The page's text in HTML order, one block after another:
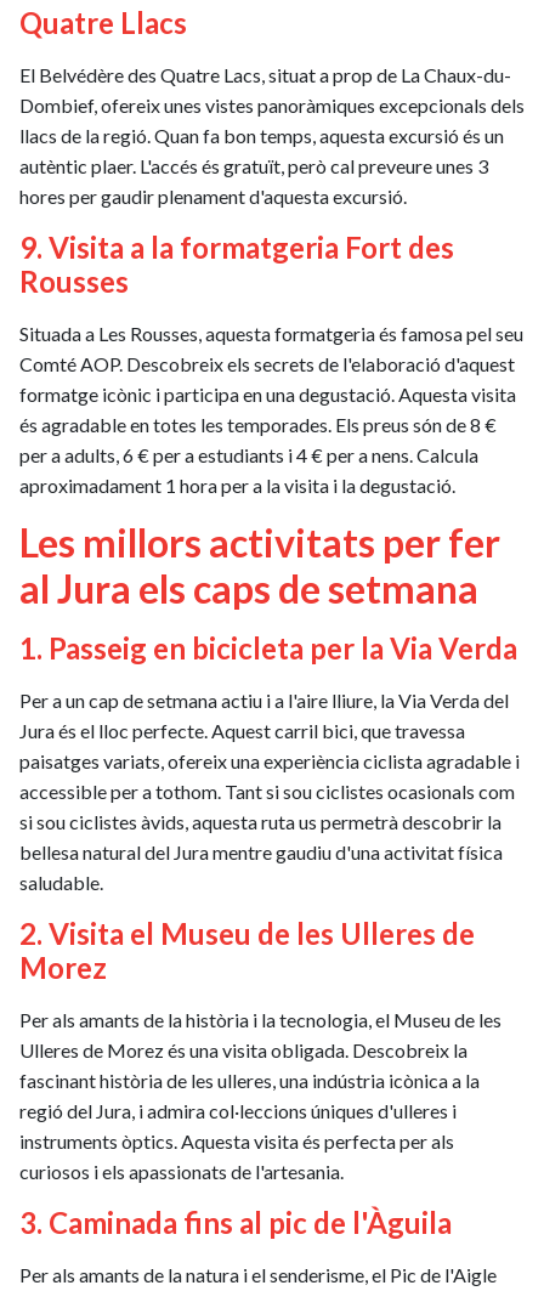
Quatre Llacs
El Belvédère des Quatre Lacs, situat a prop de La Chaux-du-
Dombief, ofereix unes vistes panoràmiques excepcionals dels
llacs de la regió. Quan fa bon temps, aquesta excursió és un
autèntic plaer. L'accés és gratuït, però cal preveure unes 3
hores per gaudir plenament d'aquesta excursió.
9. Visita a la formatgeria Fort des
Rousses
Situada a Les Rousses, aquesta formatgeria és famosa pel seu
Comté AOP. Descobreix els secrets de l'elaboració d'aquest
formatge icònic i participa en una degustació. Aquesta visita
és agradable en totes les temporades. Els preus són de 8 €
per a adults, 6 € per a estudiants i 4 € per a nens. Calcula
aproximadament 1 hora per a la visita i la degustació.
Les millors activitats per fer
al Jura els caps de setmana
1. Passeig en bicicleta per la Via Verda
Per a un cap de setmana actiu i a l'aire lliure, la Via Verda del
Jura és el lloc perfecte. Aquest carril bici, que travessa
paisatges variats, ofereix una experiència ciclista agradable i
accessible per a tothom. Tant si sou ciclistes ocasionals com
si sou ciclistes àvids, aquesta ruta us permetrà descobrir la
bellesa natural del Jura mentre gaudiu d'una activitat física
saludable.
2. Visita el Museu de les Ulleres de
Morez
Per als amants de la història i la tecnologia, el Museu de les
Ulleres de Morez és una visita obligada. Descobreix la
fascinant història de les ulleres, una indústria icònica a la
regió del Jura, i admira col·leccions úniques d'ulleres i
instruments òptics. Aquesta visita és perfecta per als
curiosos i els apassionats de l'artesania.
3. Caminada fins al pic de l'Àguila
Per als amants de la natura i el senderisme, el Pic de l'Aigle